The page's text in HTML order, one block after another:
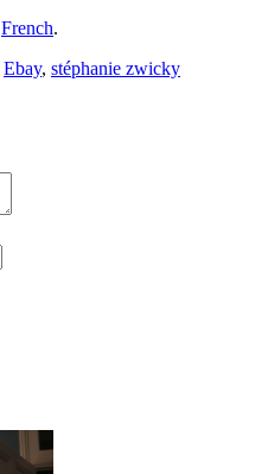
French.
Ebay, stéphanie zwicky